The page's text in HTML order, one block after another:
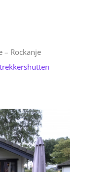
– Rockanje